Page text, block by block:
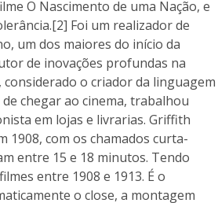
O Nascimento de uma Nação, e
Foi um realizador de
um dos maiores do início da
de inovações profundas na
o criador da linguagem
chegar ao cinema, trabalhou
em lojas e livrarias. Griffith
1908, com os chamados curta-
entre 15 e 18 minutos. Tendo
entre 1908 e 1913. É o
o close, a montagem